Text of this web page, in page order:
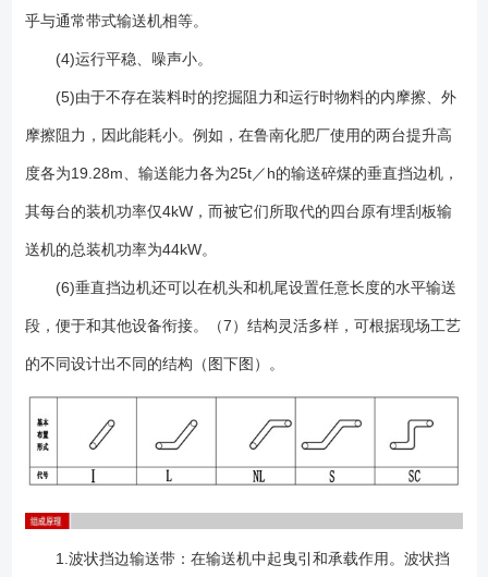
乎与通常带式输送机相等。
(4)运行平稳、噪声小。
(5)由于不存在装料时的挖掘阻力和运行时物料的内摩擦、外
摩擦阻力，因此能耗小。例如，在鲁南化肥厂使用的两台提升高
度各为19.28m、输送能力各为25t／h的输送碎煤的垂直挡边机，
其每台的装机功率仅4kW，而被它们所取代的四台原有埋刮板输
送机的总装机功率为44kW。
(6)垂直挡边机还可以在机头和机尾设置任意长度的水平输送
段，便于和其他设备衔接。（7）结构灵活多样，可根据现场工艺
的不同设计出不同的结构（图下图）。
1.波状挡边输送带：在输送机中起曳引和承载作用。波状挡